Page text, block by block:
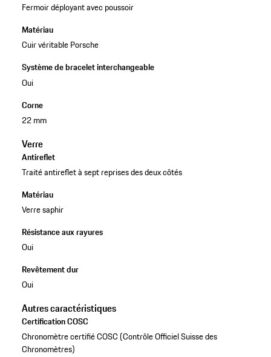
Fermoir déployant avec poussoir
Matériau
Cuir véritable Porsche
Système de bracelet interchangeable
Oui
Corne
22 mm
Verre
Antireflet
Traité antireflet à sept reprises des deux côtés
Matériau
Verre saphir
Résistance aux rayures
Oui
Revêtement dur
Oui
Autres caractéristiques
Certification COSC
Chronomètre certifié COSC (Contrôle Officiel Suisse des
Chronomètres)